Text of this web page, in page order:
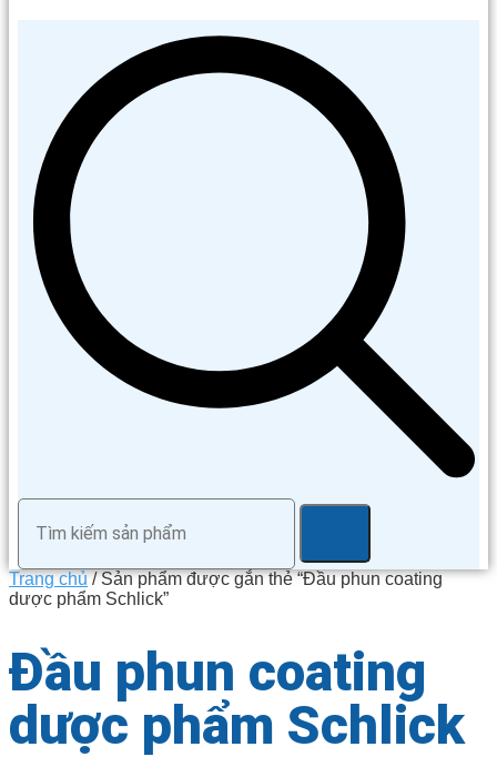
Trang chủ/ Sản phẩm được gắn thẻ “Đầu phun coating
dược phẩm Schlick”
Đầu phun coating
dược phẩm Schlick